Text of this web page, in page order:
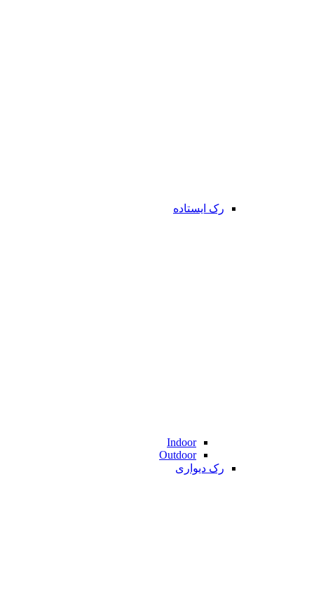
رک ایستاده
Indoor
Outdoor
رک دیواری